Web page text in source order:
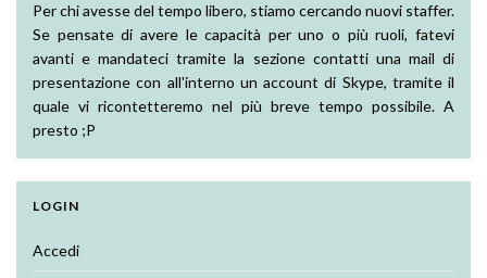
Per chi avesse del tempo libero, stiamo cercando nuovi staffer.
Se pensate di avere le capacità per uno o più ruoli, fatevi
avanti e mandateci tramite la sezione contatti una mail di
presentazione con all'interno un account di Skype, tramite il
quale vi ricontetteremo nel più breve tempo possibile. A
presto ;P
LOGIN
Accedi